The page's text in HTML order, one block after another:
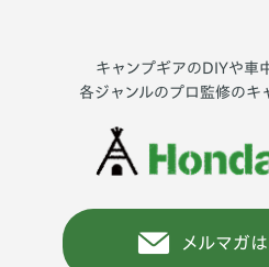
キャンプギアのDIYや車
各ジャンルのプロ監修のキ
メルマガ